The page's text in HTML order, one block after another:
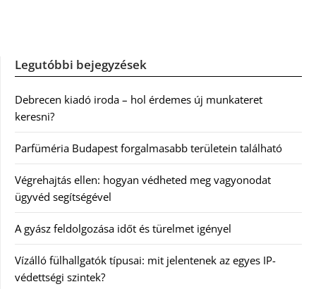
Legutóbbi bejegyzések
Debrecen kiadó iroda – hol érdemes új munkateret
keresni?
Parfüméria Budapest forgalmasabb területein található
Végrehajtás ellen: hogyan védheted meg vagyonodat
ügyvéd segítségével
A gyász feldolgozása időt és türelmet igényel
Vízálló fülhallgatók típusai: mit jelentenek az egyes IP-
védettségi szintek?